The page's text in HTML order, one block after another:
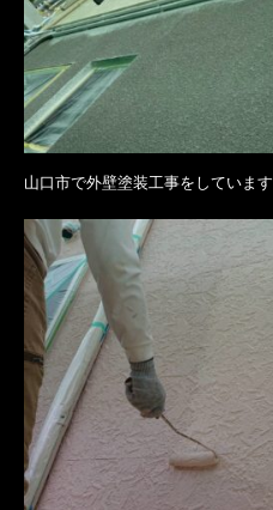
山口市で外壁塗装工事をしています